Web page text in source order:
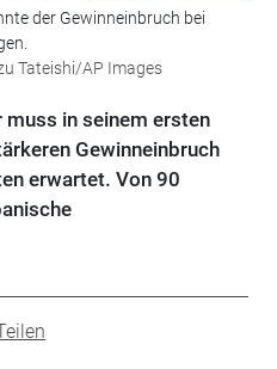
der Gewinneinbruch bei
Tateishi/AP Images
muss in seinem ersten
Gewinneinbruch
erwartet. Von 90